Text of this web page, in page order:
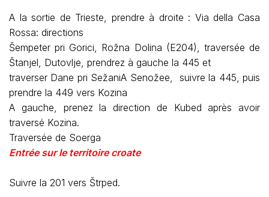
A la sortie de Trieste, prendre à droite : Via della Casa
Rossa: directions
Šempeter pri Gorici, Rožna Dolina (E204), traversée de
Štanjel, Dutovlje, prendrez à gauche la 445 et
traverser Dane pri SežaniA Senožee, suivre la 445, puis
prendre la 449 vers Kozina
A gauche, prenez la direction de Kubed après avoir
traversé Kozina.
Traversée de Soerga
Entrée sur le territoire croate
Suivre la 201 vers Štrped.